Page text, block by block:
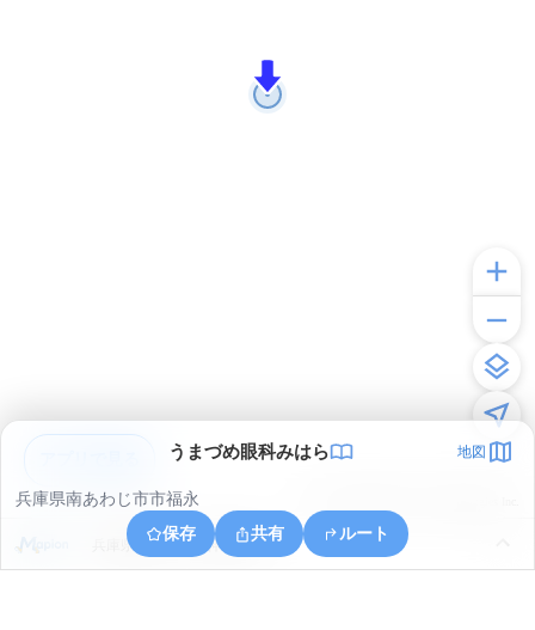
うまづめ眼科みはら 地図
兵庫県南あわじ市市福永
保存
共有 ルート
兵庫県南あわじ市神代黒道